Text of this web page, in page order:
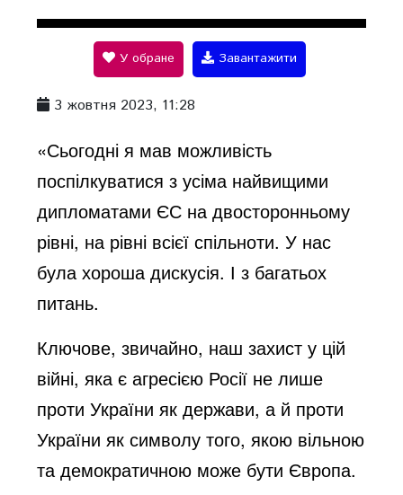
l
a
y
V
i
d
e
o
У обране Завантажити
3 жовтня 2023, 11:28
«Сьогодні я мав можливість
поспілкуватися з усіма найвищими
дипломатами ЄС на двосторонньому
рівні, на рівні всієї спільноти. У нас
була хороша дискусія. І з багатьох
питань.
Ключове, звичайно, наш захист у цій
війні, яка є агресією Росії не лише
проти України як держави, а й проти
України як символу того, якою вільною
та демократичною може бути Європа.